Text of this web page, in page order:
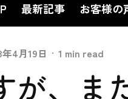
最新記事 お客様の
年4月19日 · 1 min read
が、ま